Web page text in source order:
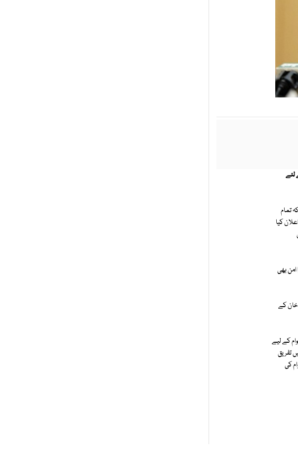
لئے
تمام
کیا
بھی
خان کے
کے لیے
تفریق
کی